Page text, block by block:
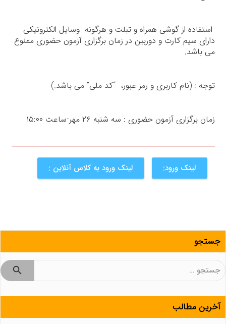
استفاده از گوشی همراه و تبلت و هرگونه وسایل الکترونیکی
دارای سیم کارت و دوربین در زمان برگزاری آزمون حضوری ممنوع
می باشد.
توجه : (نام کاربری و رمز عبور، “کد ملی” می باشد.)
زمان برگزاری آزمون حضوری : سه شنبه ۲۶ مهر-ساعت ۱۵:۰۰
لینک ورود: لینک ورود به کلاس آنلاین :
جستجو
جستجو
آخرین مطالب